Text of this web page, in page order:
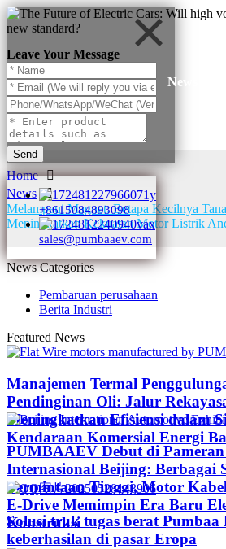
Leave Your Message
Send
+8615084893098
sales@pumbaaev.com
News
Home
News
Melampaui Magnet: Betapa Kecilnya
Meningkatkan Kekuatan Motor Listrik
News Categories
Pembaruan perusahaan
Berita Industri
Featured News
Manajemen Termal
Pendinginan Oli: Jalur
Meningkatkan Efisiensi dalam
Kendaraan Komersial Energi
PUMBAAEV Debut di
Internasional Beijing: Berbagai
Permintaan Tinggi, Motor
E-Drive Memimpin Era Baru
Konstruksi
Solusi truk tugas berat Pumbaa
keberhasilan di pasar Eropa